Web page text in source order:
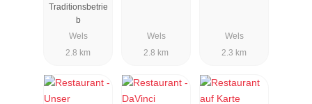
Traditionsbetrie
b
Wels
2.8 km
Wels
2.8 km
Wels
2.3 km